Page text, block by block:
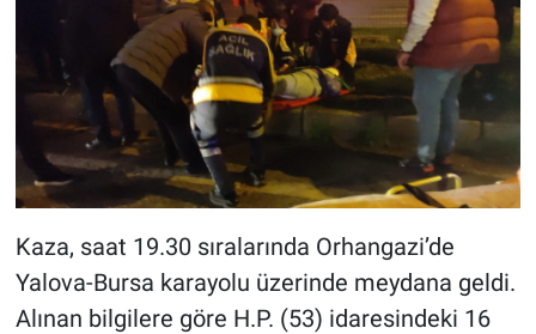
Kaza, saat 19.30 sıralarında Orhangazi’de
Yalova-Bursa karayolu üzerinde meydana geldi.
Alınan bilgilere göre H.P. (53) idaresindeki 16